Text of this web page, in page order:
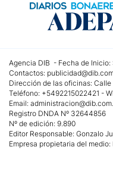
Agencia DIB - Fecha de Inicio:
Contactos:
Dirección de las oficinas:
Teléfono: +5492215022421 -
Email:
Registro DNDA Nº 32644856
Nº de edición: 9.890
Editor Responsable: Gonzalo
Empresa propietaria del